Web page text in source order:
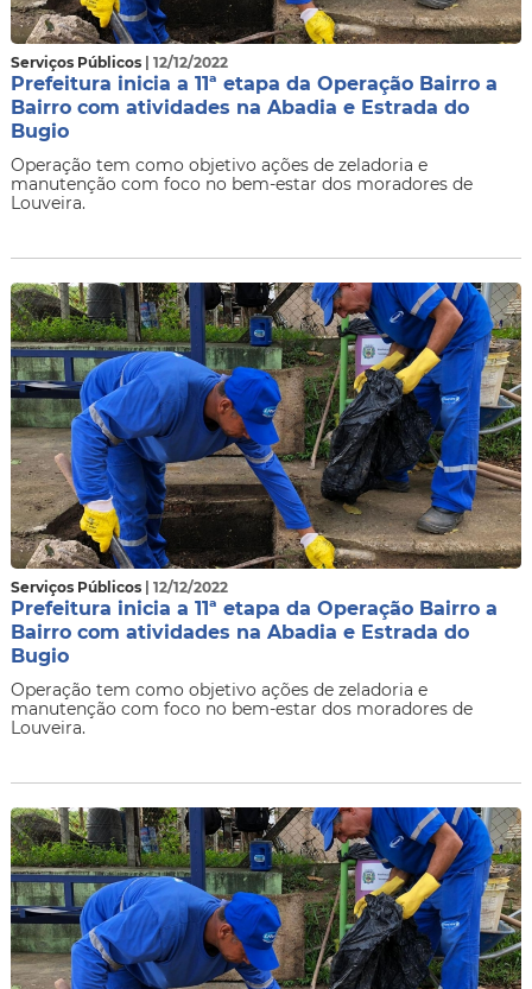
Serviços Públicos | 12/12/2022
Prefeitura inicia a 11ª etapa da Operação Bairro a
Bairro com atividades na Abadia e Estrada do
Bugio
Operação tem como objetivo ações de zeladoria e
manutenção com foco no bem-estar dos moradores de
Louveira.
Serviços Públicos | 12/12/2022
Prefeitura inicia a 11ª etapa da Operação Bairro a
Bairro com atividades na Abadia e Estrada do
Bugio
Operação tem como objetivo ações de zeladoria e
manutenção com foco no bem-estar dos moradores de
Louveira.